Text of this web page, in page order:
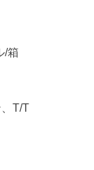
/箱
T/T